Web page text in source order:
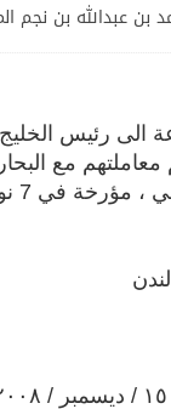
بن عبدالله بن
رئيس
معاملتهم مع
في 7 نوفمبر 1925 م .